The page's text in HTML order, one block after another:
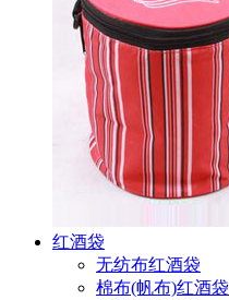
红酒袋
无纺布红酒袋
棉布(帆布)红酒袋